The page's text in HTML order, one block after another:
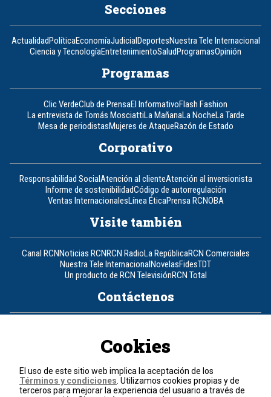
Secciones
ActualidadPolíticaEconomíaJudicialDeportesNuestra Tele Internacional
Ciencia y TecnologíaEntretenimientoSaludProgramasOpinión
Programas
Clic VerdeClub de PrensaEl InformativoFlash Fashion
La entrevista de Tomás MosciattiLa MañanaLa NocheLa Tarde
Mesa de periodistasMujeres de AtaqueRazón de Estado
Corporativo
Responsabilidad SocialAtención al clienteAtención al inversionista
Informe de sostenibilidadCódigo de autorregulación
Ventas InternacionalesLínea ÉticaPrensa RCNOBA
Visite también
Canal RCNNoticias RCNRCN RadioLa RepúblicaRCN Comerciales
Nuestra Tele InternacionalNovelasFidesTDT
Un producto de RCN TelevisiónRCN Total
Contáctenos
Política de cookies
Términos y condiciones
Cookies
El uso de este sitio web implica la aceptación de los
Términos y condiciones . Utilizamos cookies propias y de
terceros para mejorar la experiencia del usuario a través de